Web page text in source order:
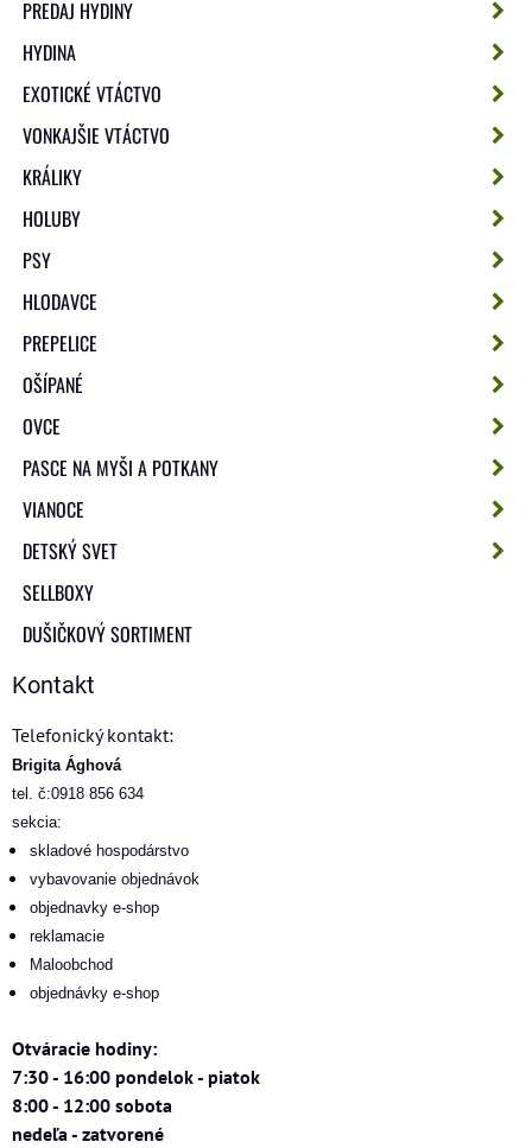
PREDAJ HYDINY
HYDINA
EXOTICKÉ VTÁCTVO
VONKAJŠIE VTÁCTVO
KRÁLIKY
HOLUBY
PSY
HLODAVCE
PREPELICE
OŠÍPANÉ
OVCE
PASCE NA MYŠI A POTKANY
VIANOCE
DETSKÝ SVET
SELLBOXY
DUŠIČKOVÝ SORTIMENT
Kontakt
Telefonický kontakt:
Brigita Ághová
tel. č:0918 856 634
sekcia:
skladové hospodárstvo
vybavovanie objednávok
objednavky e-shop
reklamacie
Maloobchod
objednávky e-shop
Otváracie hodiny:
7:30 - 16:00 pondelok - piatok
8:00 - 12:00 sobota
nedeľa - zatvorené